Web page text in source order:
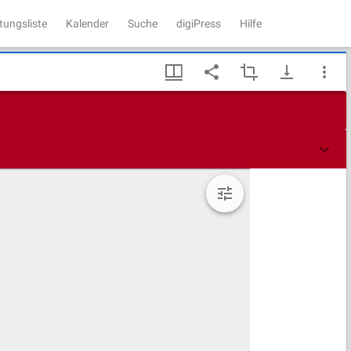
Kalender Suche digiPress Hilfe